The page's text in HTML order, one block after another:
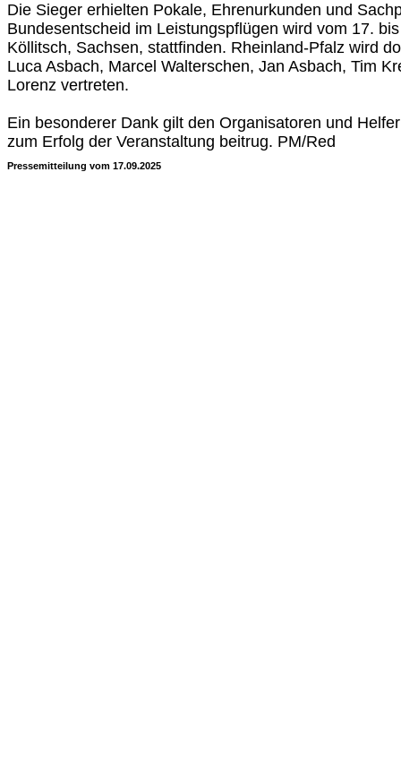
Die Sieger erhielten Pokale, Ehrenurkunden und
Bundesentscheid im Leistungspflügen wird vom 17.
Köllitsch, Sachsen, stattfinden. Rheinland-Pfalz wird
Luca Asbach, Marcel Walterschen, Jan Asbach, Tim
Lorenz vertreten.
Ein besonderer Dank gilt den Organisatoren und
zum Erfolg der Veranstaltung beitrug. PM/Red
Pressemitteilung vom 17.09.2025